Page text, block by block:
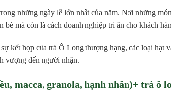
những ngày lễ lớn nhất của năm. Nơi những
mà còn là cách doanh nghiệp tri ân cho khách
kết hợp của trà Ô Long thượng hạng, các loại hạt
vượng đến người nhận.
macca, granola, hạnh nhân)+ trà ô